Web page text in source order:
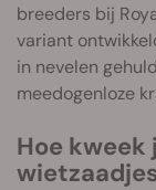
breeders bij
variant
in nevelen
meedogenloze
Hoe